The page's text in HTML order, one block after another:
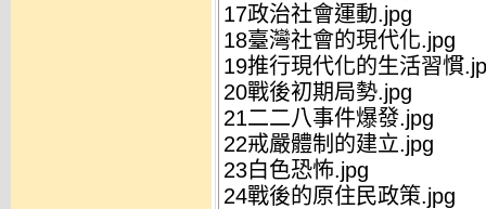
17政治社會運動.jpg
18臺灣社會的現代化.jpg
19推行現代化的生活習慣
20戰後初期局勢.jpg
21二二八事件爆發.jpg
22戒嚴體制的建立.jpg
23白色恐怖.jpg
24戰後的原住民政策.jpg